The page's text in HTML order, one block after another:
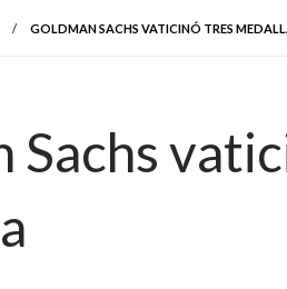
GOLDMAN SACHS VATICINÓ TRES
Sachs